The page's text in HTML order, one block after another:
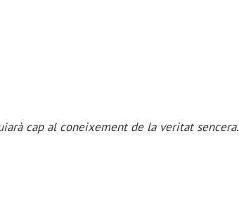
cap al coneixement de la veritat sencera.